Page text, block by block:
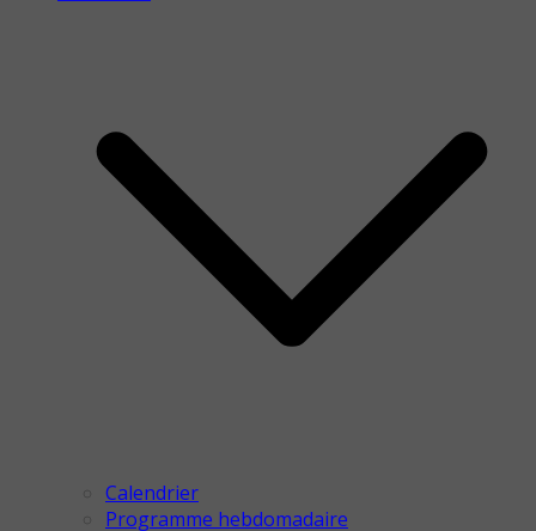
Calendrier
Programme hebdomadaire